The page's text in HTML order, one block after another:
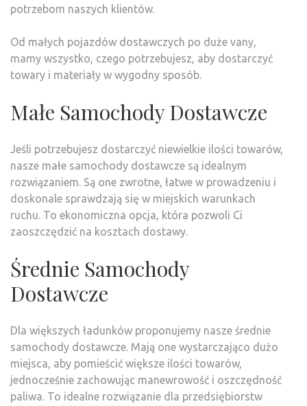
potrzebom naszych klientów.
Od małych pojazdów dostawczych po duże vany,
mamy wszystko, czego potrzebujesz, aby dostarczyć
towary i materiały w wygodny sposób.
Małe Samochody Dostawcze
Jeśli potrzebujesz dostarczyć niewielkie ilości towarów,
nasze małe samochody dostawcze są idealnym
rozwiązaniem. Są one zwrotne, łatwe w prowadzeniu i
doskonale sprawdzają się w miejskich warunkach
ruchu. To ekonomiczna opcja, która pozwoli Ci
zaoszczędzić na kosztach dostawy.
Średnie Samochody
Dostawcze
Dla większych ładunków proponujemy nasze średnie
samochody dostawcze. Mają one wystarczająco dużo
miejsca, aby pomieścić większe ilości towarów,
jednocześnie zachowując manewrowość i oszczędność
paliwa. To idealne rozwiązanie dla przedsiębiorstw